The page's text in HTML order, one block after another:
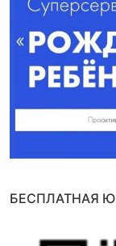
БЕСПЛАТНАЯ